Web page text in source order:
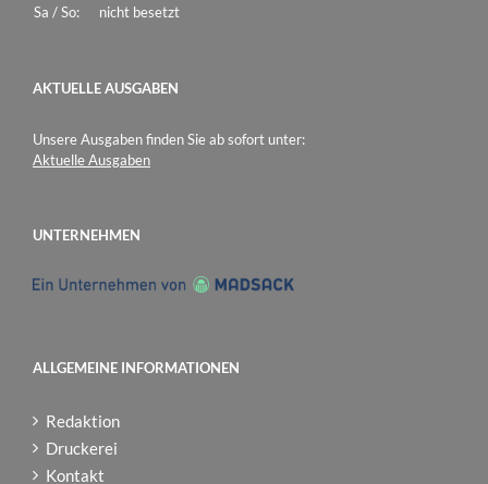
Sa / So:
nicht besetzt
AKTUELLE AUSGABEN
Unsere Ausgaben finden Sie ab sofort unter:
Aktuelle Ausgaben
UNTERNEHMEN
ALLGEMEINE INFORMATIONEN
Redaktion
Druckerei
Kontakt